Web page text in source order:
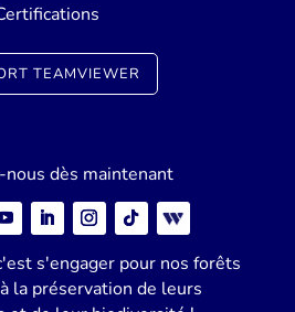
TEAMVIEWER
nous dès maintenant
s'engager pour nos forêts
la préservation de leurs